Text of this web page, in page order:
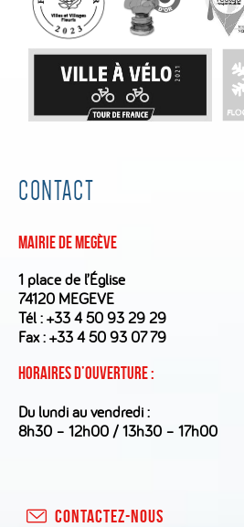
CONTACT
Mairie de Megève
1 place de l’Église
74120 MEGEVE
Tél :+33 4 50 93 29 29
Fax : +33 4 50 93 07 79
Horaires d’ouverture :
Du lundi au vendredi :
8h30 – 12h00 / 13h30 – 17h00
CONTACTEZ-NOUS